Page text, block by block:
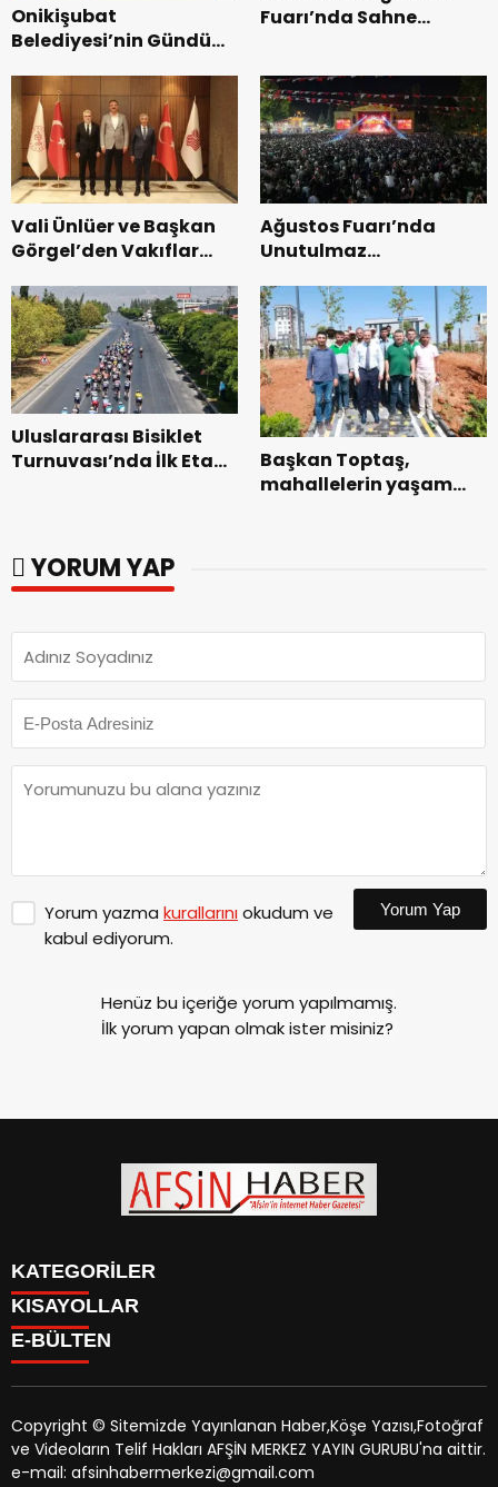
Onikişubat
Belediyesi’nin Gündüz
dönemin ön kayıtları
başladı.
Fuarı’nda Sahne
Vali Ünlüer ve Başkan
Görgel’den Vakıflar
ziyaret.
Ağustos Fuarı’nda
Unutulmaz
Uluslararası Bisiklet
Turnuvası’nda İlk Etap
Başkan Toptaş,
mahallelerin yaşam
YORUM YAP
Yorum yazma kurallarınıokudum ve
kabul ediyorum.
Yorum Yap
Henüz bu içeriğe yorum yapılmamış.
İlk yorum yapan olmak ister misiniz?
KATEGORİLER
SİYASET
EĞİTİM
MAGAZİN
MANŞETLER
ÖZEL HABER
KISAYOLLAR
SİYASET
EĞİTİM
KÜLTÜR SANAT
MAGAZİN
MANŞETLER
E-BÜLTEN
afsinhaber.com e-bültenine abone olarak, tarafınıza haber,
duyuru ve kampanya içerikli e-postaların gönderilmesini
Copyright © Sitemizde Yayınlanan Haber,Köşe Yazısı,Fotoğraf
ve Videoların Telif Hakları AFŞİN MERKEZ YAYIN GURUBU'na aittir.
e-mail: afsinhabermerkezi@gmail.com